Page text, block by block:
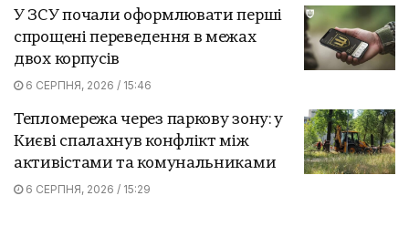
У ЗСУ почали оформлювати перші
спрощені переведення в межах
двох корпусів
6 СЕРПНЯ, 2026 / 15:46
Тепломережа через паркову зону: у
Києві спалахнув конфлікт між
активістами та комунальниками
6 СЕРПНЯ, 2026 / 15:29